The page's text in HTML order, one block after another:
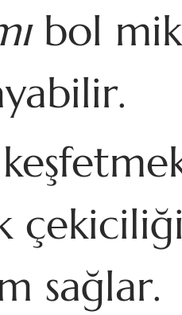
bol
sağlar.